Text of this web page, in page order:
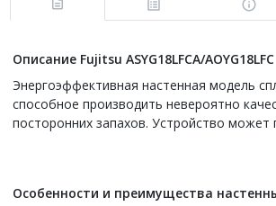
Описание Fujitsu ASYG18LFCA/AOYG18LFC
Энергоэффективная настенная модель
способное производить невероятно
посторонних запахов. Устройство
Особенности и преимущества